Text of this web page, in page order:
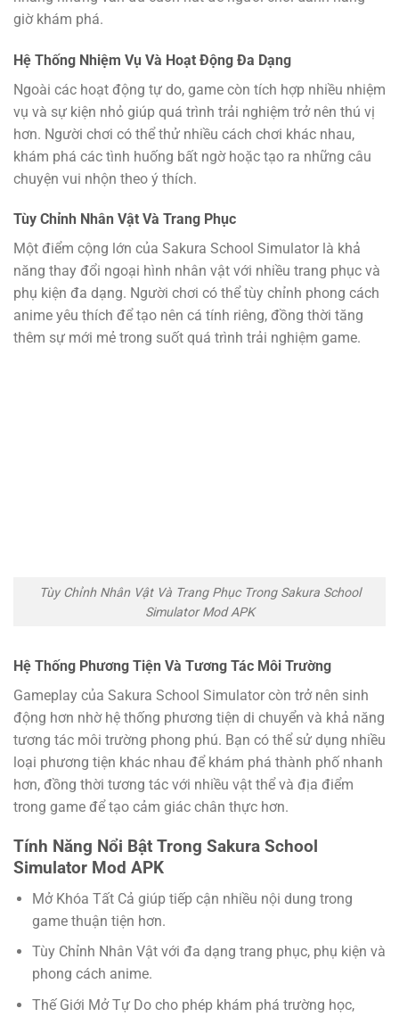
giờ khám phá.
Hệ Thống Nhiệm Vụ Và Hoạt Động Đa Dạng
Ngoài các hoạt động tự do, game còn tích hợp nhiều nhiệm
vụ và sự kiện nhỏ giúp quá trình trải nghiệm trở nên thú vị
hơn. Người chơi có thể thử nhiều cách chơi khác nhau,
khám phá các tình huống bất ngờ hoặc tạo ra những câu
chuyện vui nhộn theo ý thích.
Tùy Chỉnh Nhân Vật Và Trang Phục
Một điểm cộng lớn của Sakura School Simulator là khả
năng thay đổi ngoại hình nhân vật với nhiều trang phục và
phụ kiện đa dạng. Người chơi có thể tùy chỉnh phong cách
anime yêu thích để tạo nên cá tính riêng, đồng thời tăng
thêm sự mới mẻ trong suốt quá trình trải nghiệm game.
Tùy Chỉnh Nhân Vật Và Trang Phục Trong Sakura School
Simulator Mod APK
Hệ Thống Phương Tiện Và Tương Tác Môi Trường
Gameplay của Sakura School Simulator còn trở nên sinh
động hơn nhờ hệ thống phương tiện di chuyển và khả năng
tương tác môi trường phong phú. Bạn có thể sử dụng nhiều
loại phương tiện khác nhau để khám phá thành phố nhanh
hơn, đồng thời tương tác với nhiều vật thể và địa điểm
trong game để tạo cảm giác chân thực hơn.
Tính Năng Nổi Bật Trong Sakura School
Simulator Mod APK
Mở Khóa Tất Cả giúp tiếp cận nhiều nội dung trong
game thuận tiện hơn.
Tùy Chỉnh Nhân Vật với đa dạng trang phục, phụ kiện và
phong cách anime.
Thế Giới Mở Tự Do cho phép khám phá trường học,